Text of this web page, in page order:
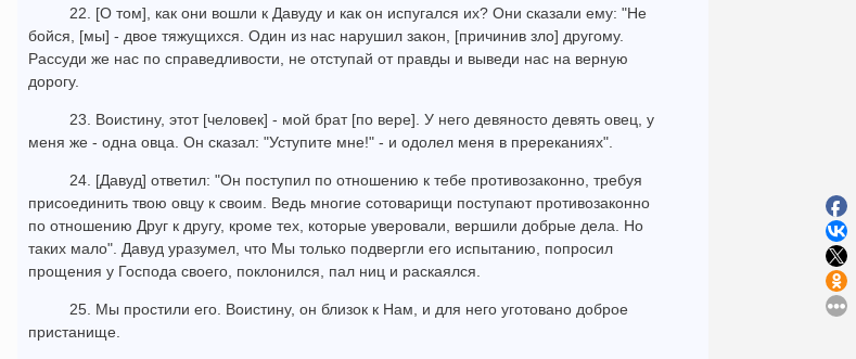
22. [О том], как они вошли к Давуду и как он испугался их? Они сказали ему: "Не
бойся, [мы] - двое тяжущихся. Один из нас нарушил закон, [причинив зло] другому.
Рассуди же нас по справедливости, не отступай от правды и выведи нас на верную
дорогу.
23. Воистину, этот [человек] - мой брат [по вере]. У него девяносто девять овец, у
меня же - одна овца. Он сказал: "Уступите мне!" - и одолел меня в пререканиях".
24. [Давуд] ответил: "Он поступил по отношению к тебе противозаконно, требуя
присоединить твою овцу к своим. Ведь многие сотоварищи поступают противозаконно
по отношению Друг к другу, кроме тех, которые уверовали, вершили добрые дела. Но
таких мало". Давуд уразумел, что Мы только подвергли его испытанию, попросил
прощения у Господа своего, поклонился, пал ниц и раскаялся.
25. Мы простили его. Воистину, он близок к Нам, и для него уготовано доброе
пристанище.